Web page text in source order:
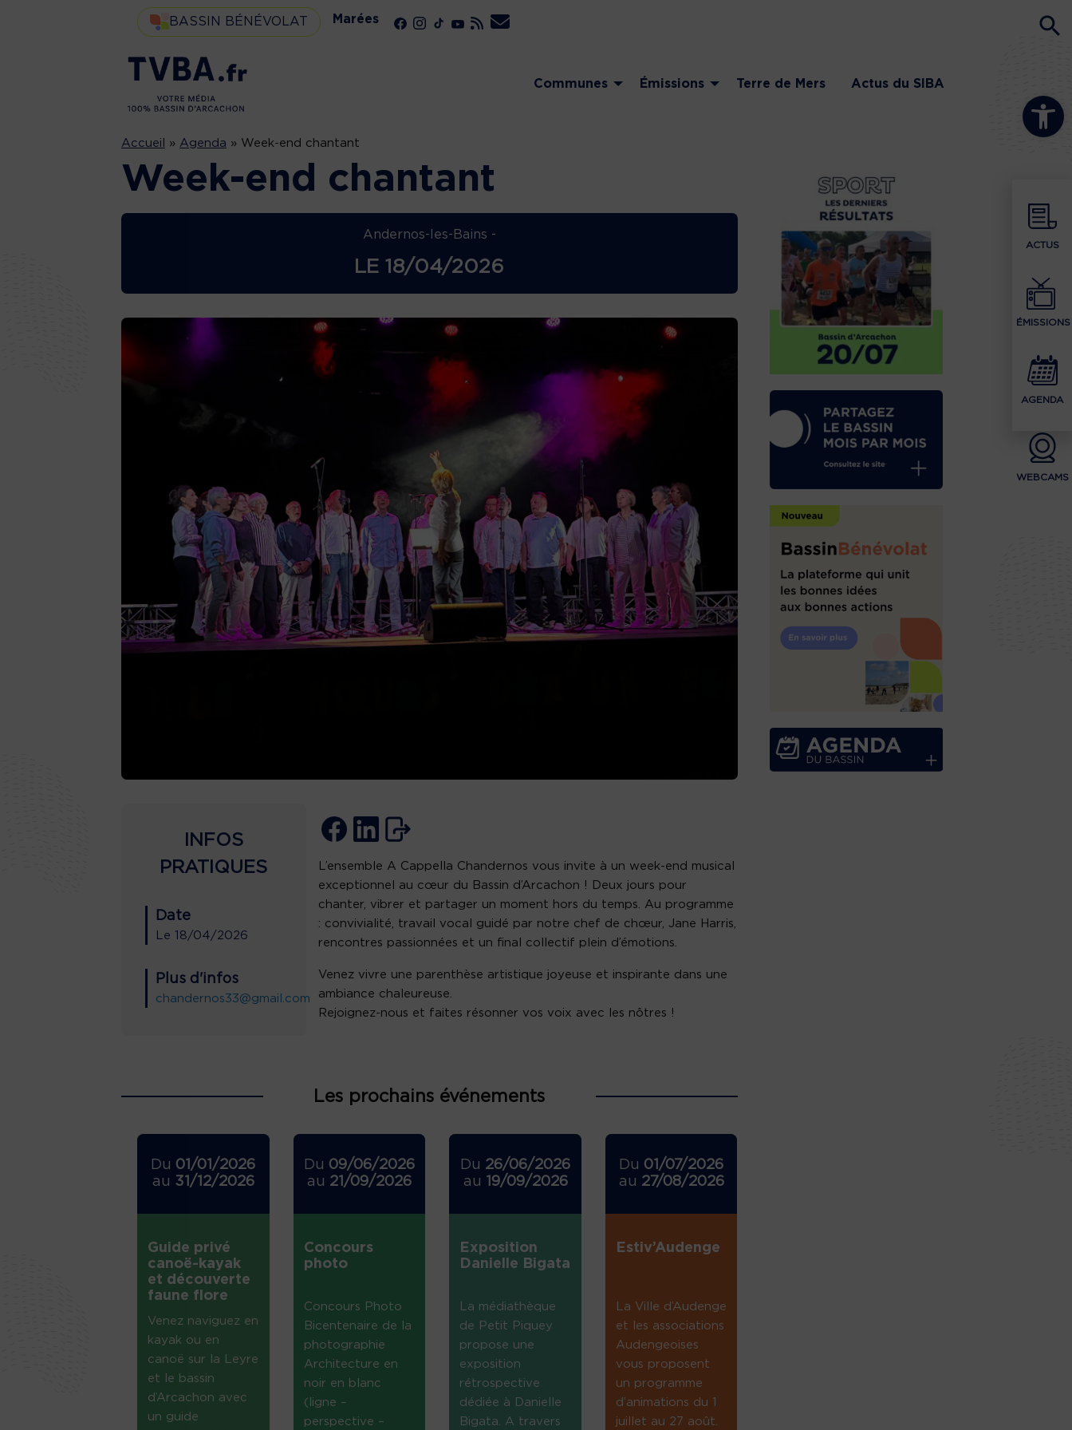
Ouvrir la
ACTUS
ÉMISSIONS
AGENDA
WEBCAMS
BASSIN BÉNÉVOLAT Marées
Communes Émissions Terre de Mers Actus du SIBA
Accueil » Agenda » Week-end chantant
Week-end chantant
Andernos-les-Bains -
LE18/04/2026
INFOS
PRATIQUES
Date
Le 18/04/2026
Plus d'infos
chandernos33@gmail.com
L’ensemble A Cappella Chandernos vous invite à un week-end musical
exceptionnel au cœur du Bassin d’Arcachon ! Deux jours pour
chanter, vibrer et partager un moment hors du temps. Au programme
: convivialité, travail vocal guidé par notre chef de chœur, Jane Harris,
rencontres passionnées et un final collectif plein d’émotions.
Venez vivre une parenthèse artistique joyeuse et inspirante dans une
ambiance chaleureuse.
Rejoignez-nous et faites résonner vos voix avec les nôtres !
Les prochains événements
Du 01/01/2026
au 31/12/2026
Guide privé
canoë-kayak
et découverte
faune flore
Venez naviguez en
kayak ou en
canoë sur la Leyre
et le bassin
d’Arcachon avec
un guide
Du 09/06/2026
au 21/09/2026
Concours
photo
Concours Photo
Bicentenaire de la
photographie
Architecture en
noir en blanc
(ligne –
perspective –
Du 26/06/2026
au 19/09/2026
Exposition
Danielle Bigata
La médiathèque
de Petit Piquey
propose une
exposition
rétrospective
dédiée à Danielle
Bigata. A travers
Du 01/07/2026
au 27/08/2026
Estiv’Audenge
La Ville d’Audenge
et les associations
Audengeoises
vous proposent
un programme
d’animations du 1
juillet au 27 août.